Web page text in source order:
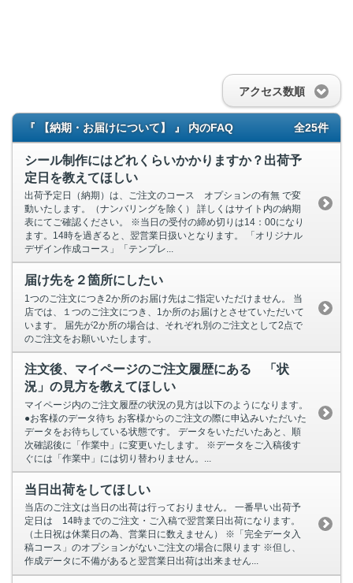
アクセス数順
『 【納期・お届けについて】 』 内のFAQ 全25件
シール制作にはどれくらいかかりますか？出荷予
定日を教えてほしい
出荷予定日（納期）は、ご注文のコース オプションの有無 で変
動いたします。（ナンバリングを除く） 詳しくはサイト内の納期
表にてご確認ください。 ※当日の受付の締め切りは14：00になり
ます。14時を過ぎると、翌営業日扱いとなります。 「オリジナル
デザイン作成コース」「テンプレ...
届け先を２箇所にしたい
1つのご注文につき2か所のお届け先はご指定いただけません。 当
店では、１つのご注文につき、1か所のお届けとさせていただいて
います。 届先が2か所の場合は、それぞれ別のご注文として2点で
のご注文をお願いいたします。
注文後、マイページのご注文履歴にある 「状
況」の見方を教えてほしい
マイページ内のご注文履歴の状況の見方は以下のようになります。
●お客様のデータ待ち お客様からのご注文の際に申込みいただいた
データをお待ちしている状態です。 データをいただいたあと、順
次確認後に「作業中」に変更いたします。 ※データをご入稿後す
ぐには「作業中」には切り替わりません。...
当日出荷をしてほしい
当店のご注文は当日の出荷は行っておりません。 一番早い出荷予
定日は 14時までのご注文・ご入稿で翌営業日出荷になります。
（土日祝は休業日の為、営業日に数えません） ※「完全データ入
稿コース」のオプションがないご注文の場合に限ります ※但し、
作成データに不備があると翌営業日出荷は出来ません...